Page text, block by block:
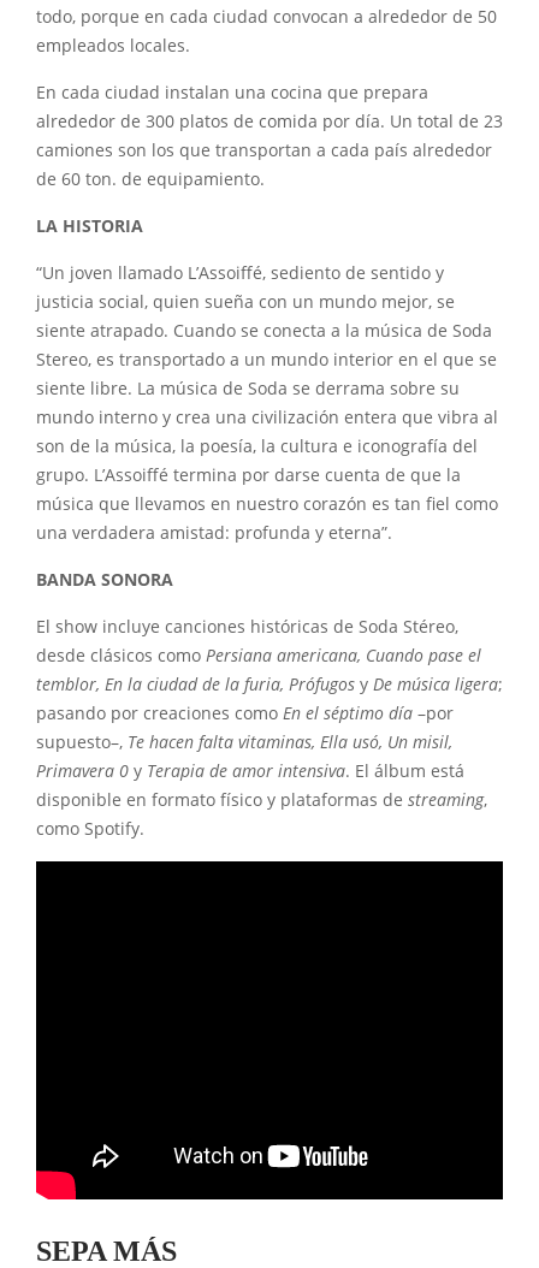
todo, porque en cada ciudad convocan a alrededor de 50
empleados locales.
En cada ciudad instalan una cocina que prepara
alrededor de 300 platos de comida por día. Un total de 23
camiones son los que transportan a cada país alrededor
de 60 ton. de equipamiento.
LA HISTORIA
“Un joven llamado L’Assoiffé, sediento de sentido y
justicia social, quien sueña con un mundo mejor, se
siente atrapado. Cuando se conecta a la música de Soda
Stereo, es transportado a un mundo interior en el que se
siente libre. La música de Soda se derrama sobre su
mundo interno y crea una civilización entera que vibra al
son de la música, la poesía, la cultura e iconografía del
grupo. L’Assoiffé termina por darse cuenta de que la
música que llevamos en nuestro corazón es tan fiel como
una verdadera amistad: profunda y eterna”.
BANDA SONORA
El show incluye canciones históricas de Soda Stéreo,
desde clásicos como Persiana americana, Cuando pase el
temblor, En la ciudad de la furia, Prófugos y De música ligera;
pasando por creaciones como En el séptimo día –por
supuesto–, Te hacen falta vitaminas, Ella usó, Un misil,
Primavera 0 y Terapia de amor intensiva. El álbum está
disponible en formato físico y plataformas de streaming,
como Spotify.
SEPA MÁS